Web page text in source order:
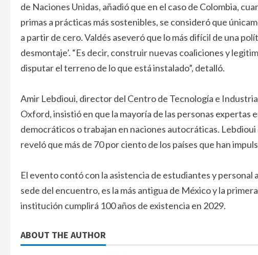
de Naciones Unidas, añadió que en el caso de Colombia,
primas a prácticas más sostenibles, se consideró que
a partir de cero. Valdés aseveró que lo más difícil de una
desmontaje’. “Es decir, construir nuevas coaliciones y
disputar el terreno de lo que está instalado”, detalló.
Amir Lebdioui, director del Centro de Tecnología e
Oxford, insistió en que la mayoría de las personas
democráticos o trabajan en naciones autocráticas.
reveló que más de 70 por ciento de los países que han
El evento contó con la asistencia de estudiantes y personal
sede del encuentro, es la más antigua de México y la
institución cumplirá 100 años de existencia en 2029.
ABOUT THE AUTHOR